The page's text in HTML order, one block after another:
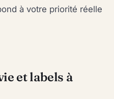
à votre priorité réelle
et labels à